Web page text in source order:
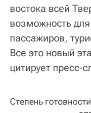
востока всей
возможность
пассажиров,
Все это новый
цитирует пресс-
Степень